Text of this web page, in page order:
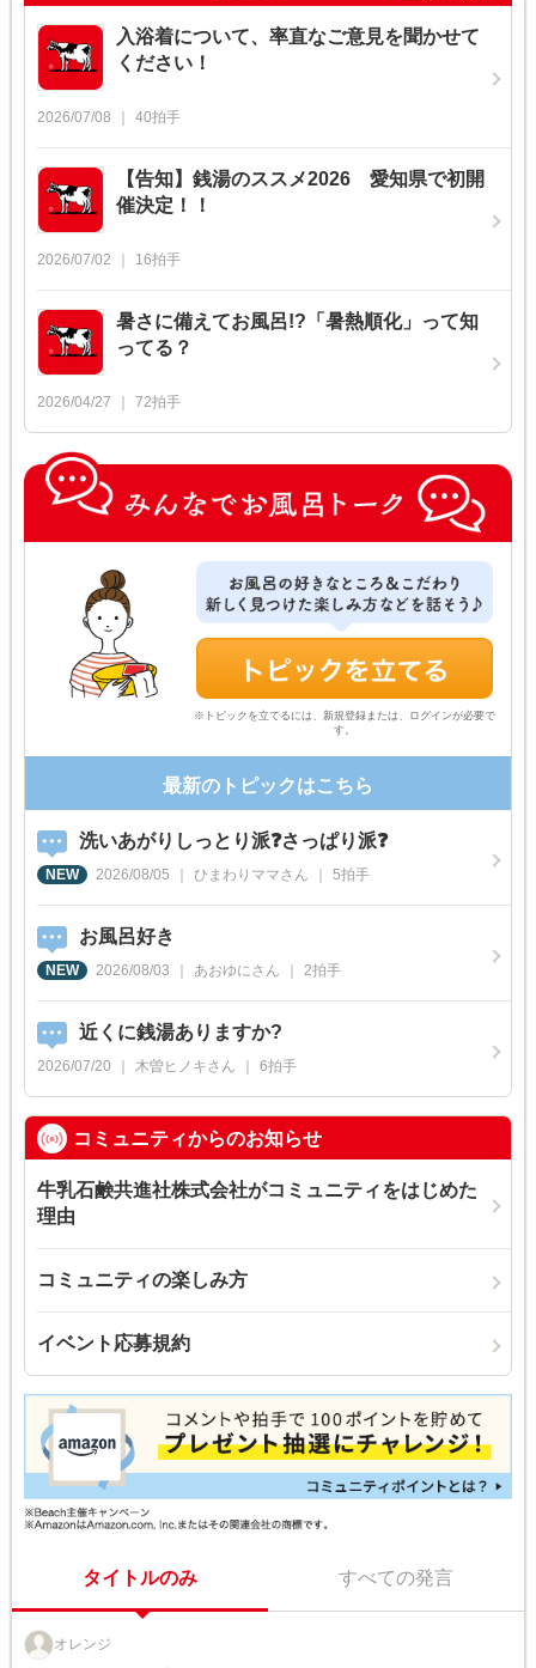
入浴着について、率直なご意見を聞かせて
ください！
2026/07/08 40拍手
【告知】銭湯のススメ2026 愛知県で初開
催決定！！
2026/07/02 16拍手
暑さに備えてお風呂!?「暑熱順化」って知
ってる？
2026/04/27 72拍手
※トピックを立てるには、新規登録または、ログインが必要で
す。
最新のトピックはこちら
洗いあがりしっとり派❓さっぱり派❓
2026/08/05 ひまわりママさん 5拍手
お風呂好き
2026/08/03 あおゆにさん 2拍手
近くに銭湯ありますか?
2026/07/20 木曽ヒノキさん 6拍手
コミュニティからのお知らせ
牛乳石鹸共進社株式会社がコミュニティをはじめた
理由
コミュニティの楽しみ方
イベント応募規約
タイトルのみ すべての発言
オレンジ